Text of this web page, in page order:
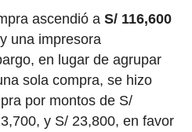
ascendió a S/ 116,600
una impresora
en lugar de agrupar
sola compra, se hizo
por montos de S/
y S/ 23,800, en favor